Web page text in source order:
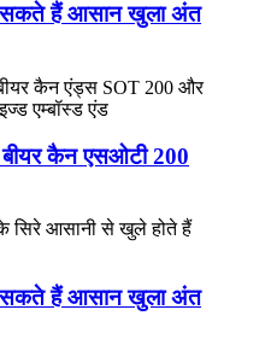
सकते हैं आसान खुला अंत
कैन एसओटी 200
सकते हैं आसान खुला अंत